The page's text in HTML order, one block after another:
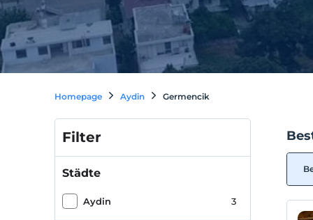
Homepage Aydin Germencik
Filter
Städte
Aydin 3